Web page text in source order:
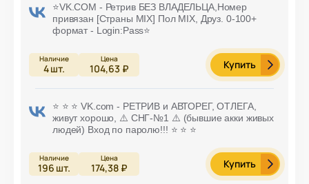
⭐️VK.COM - Ретрив БЕЗ ВЛАДЕЛЬЦА,Номер
привязан [Страны MIX] Пол MIX, Друз. 0-100+
формат - Login:Pass⭐️
4шт. 104,63 ₽ Купить
⭐️ ⭐️ ⭐️ VK.com - РЕТРИВ и АВТОРЕГ, ОТЛЕГА,
живут хорошо, ⚠️ СНГ-№1 ⚠️ (бывшие акки живых
людей) Вход по паролю!!! ⭐️ ⭐️ ⭐️
196 шт. 174,38 ₽ Купить